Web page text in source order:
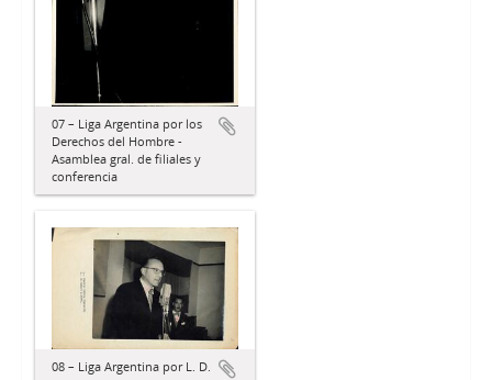
07 – Liga Argentina por los
Derechos del Hombre -
Asamblea gral. de filiales y
conferencia
08 – Liga Argentina por L. D.